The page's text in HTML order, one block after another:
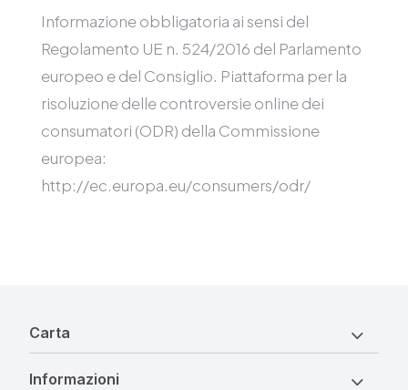
Informazione obbligatoria ai sensi del
Regolamento UE n. 524/2016 del Parlamento
europeo e del Consiglio. Piattaforma per la
risoluzione delle controversie online dei
consumatori (ODR) della Commissione
europea:
http://ec.europa.eu/consumers/odr/
Carta
Informazioni